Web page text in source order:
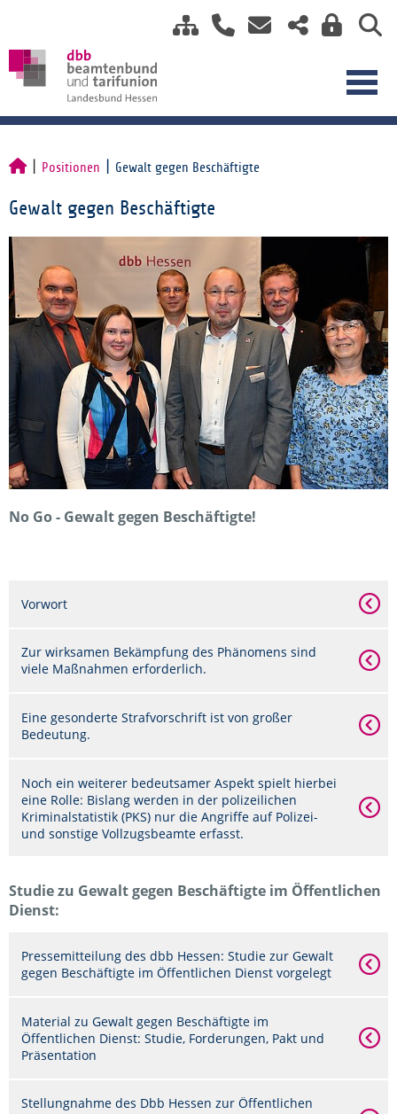
Positionen Gewalt gegen Beschäftigte
Gewalt gegen Beschäftigte
No Go - Gewalt gegen Beschäftigte!
Vorwort
Zur wirksamen Bekämpfung des Phänomens sind
viele Maßnahmen erforderlich.
Eine gesonderte Strafvorschrift ist von großer
Bedeutung.
Noch ein weiterer bedeutsamer Aspekt spielt hierbei
eine Rolle: Bislang werden in der polizeilichen
Kriminalstatistik (PKS) nur die Angriffe auf Polizei-
und sonstige Vollzugsbeamte erfasst.
Studie zu Gewalt gegen Beschäftigte im Öffentlichen
Dienst:
Pressemitteilung des dbb Hessen: Studie zur Gewalt
gegen Beschäftigte im Öffentlichen Dienst vorgelegt
Material zu Gewalt gegen Beschäftigte im
Öffentlichen Dienst: Studie, Forderungen, Pakt und
Präsentation
Stellungnahme des Dbb Hessen zur Öffentlichen